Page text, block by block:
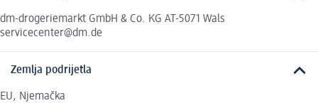
dm-drogeriemarkt GmbH & Co. KG AT-5071 Wals
servicecenter@dm.de
Zemlja podrijetla
EU, Njemačka